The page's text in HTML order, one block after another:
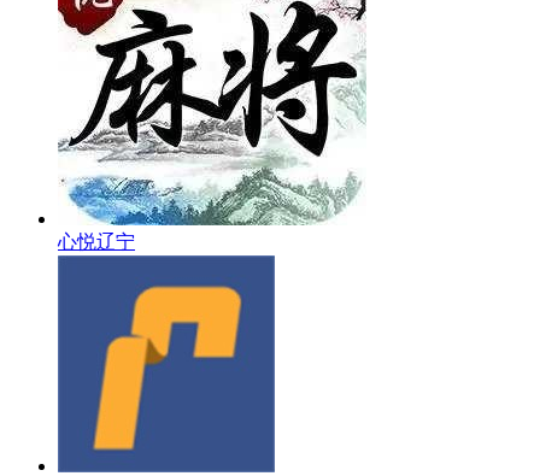
心悦辽宁